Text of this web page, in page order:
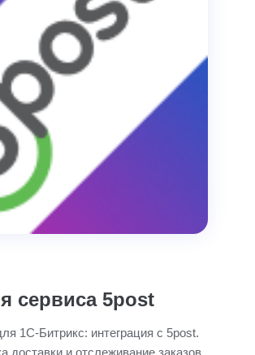
сервиса 5post
1С‑Битрикс: интеграция с 5post.
доставки и отслеживание заказов.